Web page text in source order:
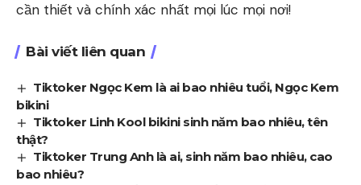
cần thiết và chính xác nhất mọi lúc mọi nơi!
Bài viết liên quan
Tiktoker Ngọc Kem là ai bao nhiêu tuổi, Ngọc Kem
bikini
Tiktoker Linh Kool bikini sinh năm bao nhiêu, tên
thật?
Tiktoker Trung Anh là ai, sinh năm bao nhiêu, cao
bao nhiêu?